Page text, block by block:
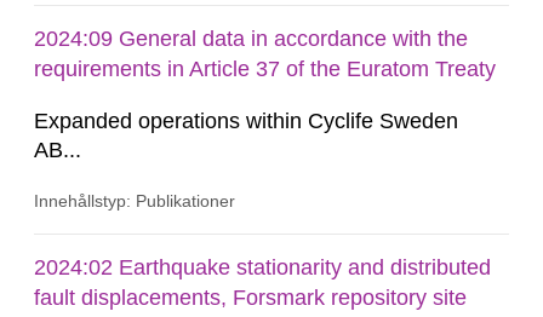
kärnteknisk verksamhet avseende uppförande,
innehav och drift av geologiska
2024:09 General data in accordance with the
requirements in Article 37 of the Euratom Treaty
Expanded operations within Cyclife Sweden
AB...
Innehållstyp: Publikationer
2024:02 Earthquake stationarity and distributed
fault displacements, Forsmark repository site